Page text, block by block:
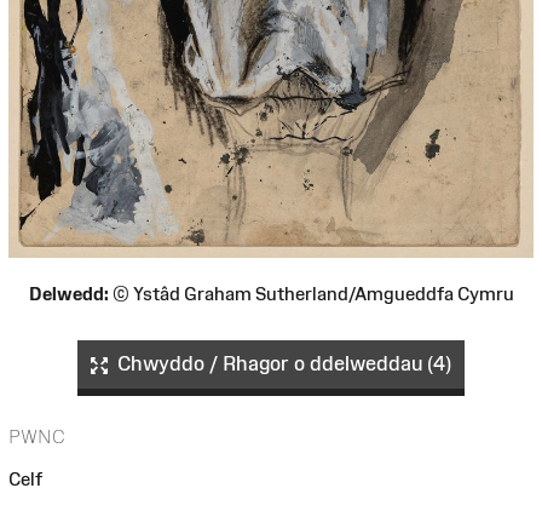
Delwedd: © Ystâd Graham Sutherland/Amgueddfa Cymru
Chwyddo / Rhagor o ddelweddau (4)
PWNC
Celf